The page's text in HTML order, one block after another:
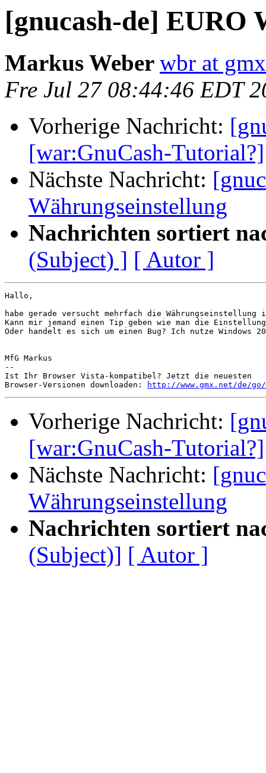
[gnucash-de] EURO
Markus Weber wbr at
Fre Jul 27 08:44:46 EDT
Vorherige Nachricht:
[war:GnuCash-Tutorial?]
Nächste Nachricht:
Währungseinstellung
Nachrichten sortiert
(Subject) ] [ Autor ]
Hallo,
habe gerade versucht mehrfach die
Kann mir jemand einen Tip geben wie man die
Oder handelt es sich um einen Bug? Ich nutze Windows
MfG Markus
--
Ist Ihr Browser Vista-kompatibel? Jetzt die neuesten
Browser-Versionen downloaden:
http://www.gmx.net/de/go/
Vorherige Nachricht:
[war:GnuCash-Tutorial?]
Nächste Nachricht:
Währungseinstellung
Nachrichten sortiert
(Subject)] [ Autor ]